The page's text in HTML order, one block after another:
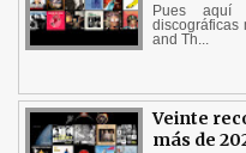
Pues aquí
discográficas
and Th...
Veinte
más de